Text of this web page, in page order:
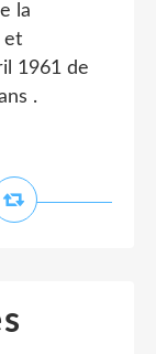
la
et
1961 de
.